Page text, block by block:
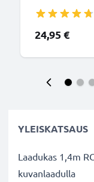
L20,AC-
24,95 €
YLEISKATSAUS
Laadukas 1,4m
kuvanlaadulla